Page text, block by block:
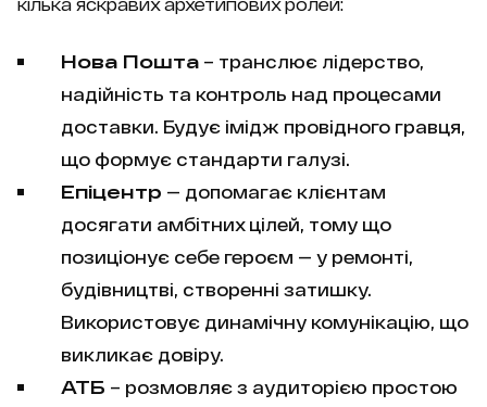
Нова Пошта – транслює лідерство,
надійність та контроль над процесами
доставки. Будує імідж провідного гравця,
що формує стандарти галузі.
Епіцентр — допомагає клієнтам
досягати амбітних цілей, тому що
позиціонує себе героєм — у ремонті,
будівництві, створенні затишку.
Використовує динамічну комунікацію, що
викликає довіру.
АТБ – розмовляє з аудиторією простою